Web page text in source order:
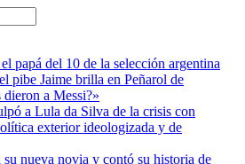
papá del 10 de la selección argentina
pibe Jaime brilla en Peñarol de
a Messi?»
a Lula da Silva de la crisis con
exterior ideologizada y de
su nueva novia y contó su historia de